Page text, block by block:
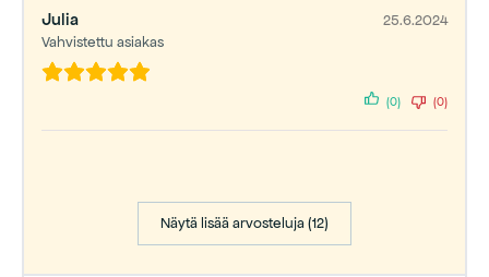
Julia
Vahvistettu asiakas
25.6.2024
(0) (0)
Näytä lisää arvosteluja (12)